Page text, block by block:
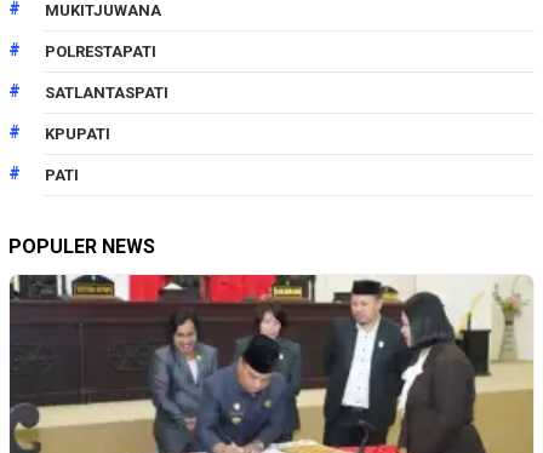
MUKITJUWANA
POLRESTAPATI
SATLANTASPATI
KPUPATI
PATI
POPULER NEWS